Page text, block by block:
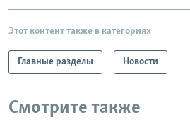
Этот контент также в категориях
Главные разделы Новости
Смотрите также